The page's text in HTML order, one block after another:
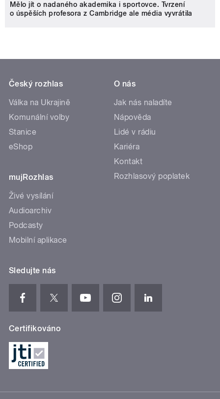
Mělo jít o nadaného akademika i sportovce. Tvrzení
o úspěších profesora z Cambridge ale média vyvrátila
Český rozhlas
Válka na Ukrajině
Komunální volby
Stanice
eShop
mujRozhlas
Živé vysílání
Audioarchiv
Podcasty
Mobilní aplikace
O nás
Jak nás naladíte
Nápověda
Lidé v rádiu
Kariéra
Kontakt
Rozhlasový poplatek
Sledujte nás
Certifikováno